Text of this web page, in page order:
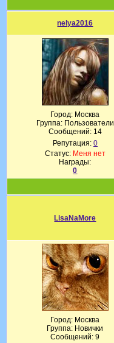
nelya2016
Город: Москва
Группа: Пользователи
Сообщений: 14
Репутация: 0
Статус: Меня нет
Награды:
0
LisaNaMore
Город: Москва
Группа: Новички
Сообщений:9